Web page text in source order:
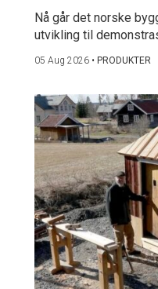
Nå går det norske
utvikling til
05 Aug 2026 • PRODUKTER